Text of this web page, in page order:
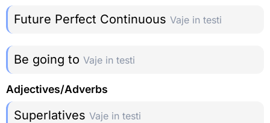
Future Perfect Continuous Vaje in testi
Be going to Vaje in testi
Adjectives/Adverbs
Superlatives Vaje in testi